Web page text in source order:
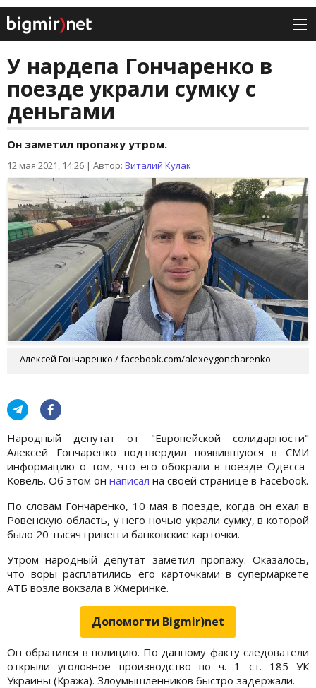
У нардепа Гончаренко в
поезде украли сумку с
деньгами
Он заметил пропажу утром.
12 мая 2021, 14:26 | Автор: Виталий Кулак
Алексей Гончаренко / facebook.com/alexeygoncharenko
Народный депутат от "Европейской солидарности"
Алексей Гончаренко подтвердил появившуюся в СМИ
информацию о том, что его обокрали в поезде Одесса-
Ковель. Об этом он написал на своей странице в Facebook.
По словам Гончаренко, 10 мая в поезде, когда он ехал в
Ровенскую область, у него ночью украли сумку, в которой
было 20 тысяч гривен и банковские карточки.
Утром народный депутат заметил пропажу. Оказалось,
что воры расплатились его карточками в супермаркете
АТБ возле вокзала в Жмеринке.
Допомогти Bigmir)net
Он обратился в полицию. По данному факту следователи
открыли уголовное производство по ч. 1 ст. 185 УК
Украины (Кража). Злоумышленников быстро задержали.